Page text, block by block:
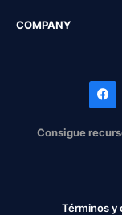
COMPANY
Consigue
Términos y